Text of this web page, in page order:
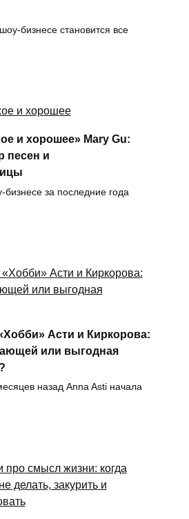
бизнесе становится все
и хорошее» Mary Gu:
песен и
за последние года
Асти и Киркорова:
или выгодная
назад Anna Asti начала